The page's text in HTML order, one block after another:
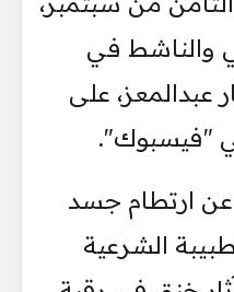
والناشط في
عبدالمعز، على
"فيسبوك".
عن ارتطام جسد
الشرعية